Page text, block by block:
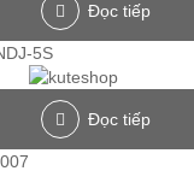
Đọc tiếp
5S
Đọc tiếp